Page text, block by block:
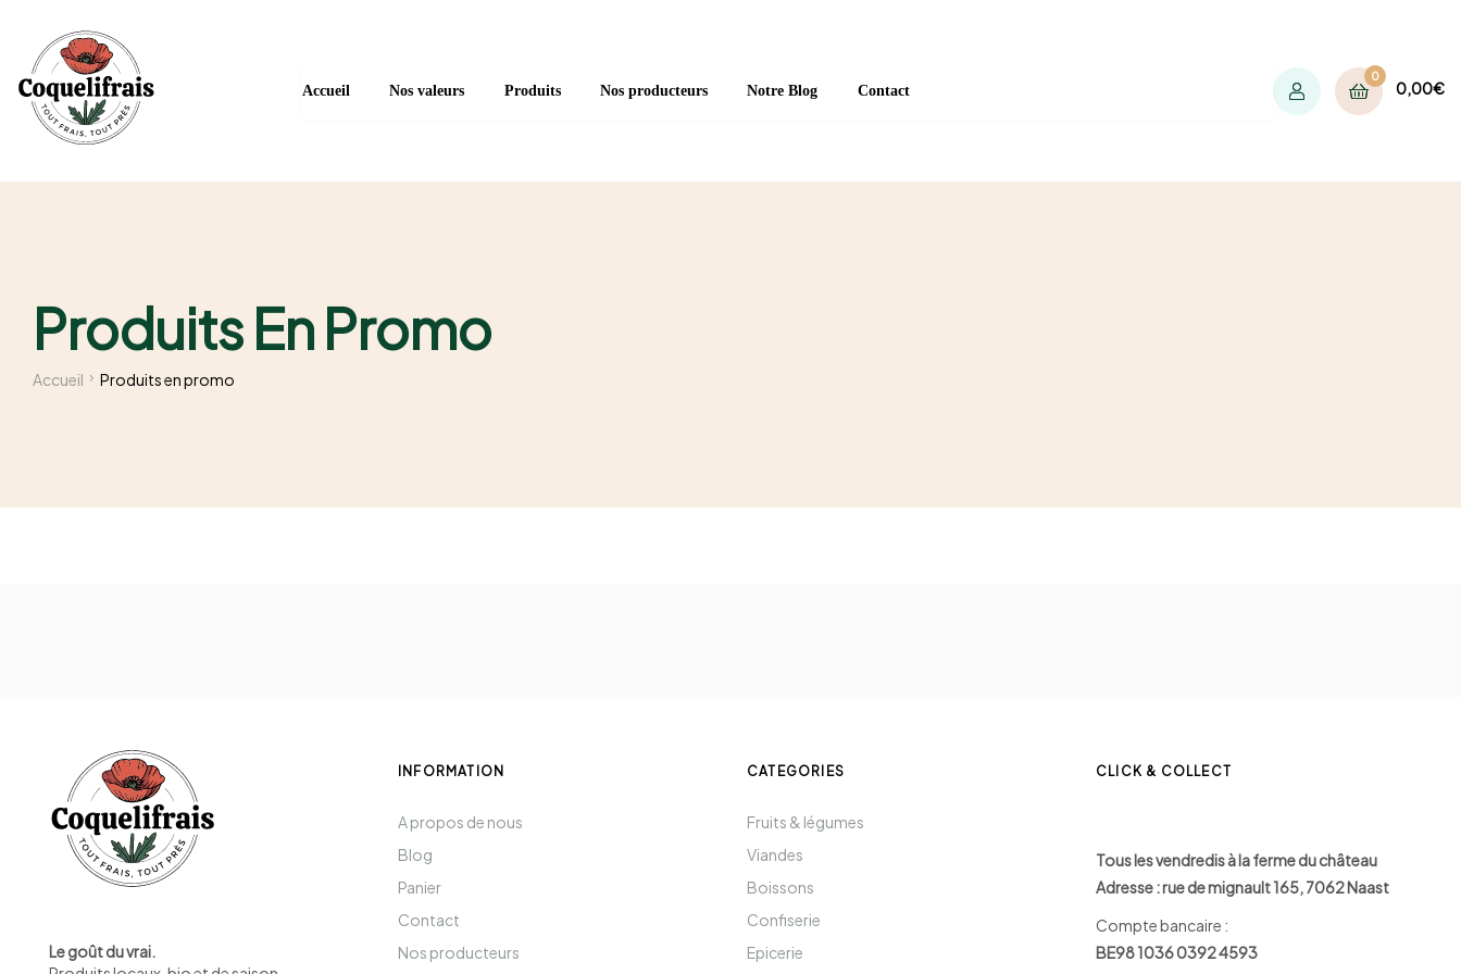
Accueil Nos valeurs Produits Nos producteurs Notre Blog Contact
0
0,00€
Produits En Promo
Accueil Produits en promo
Le goût du vrai.
INFORMATION
A propos de nous
Blog
Panier
Contact
Nos producteurs
CATEGORIES
Fruits & légumes
Viandes
Boissons
Confiserie
Epicerie
CLICK & COLLECT
Tous les vendredis à la ferme du château
Adresse : rue de mignault 165, 7062 Naast
Compte bancaire :
BE98 1036 0392 4593